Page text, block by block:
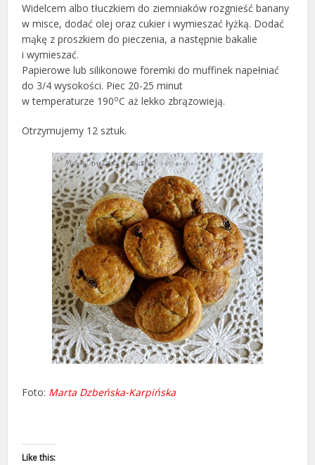
Widelcem albo tłuczkiem do ziemniaków rozgnieść banany
w misce, dodać olej oraz cukier i wymieszać łyżką. Dodać
mąkę z proszkiem do pieczenia, a następnie bakalie
i wymieszać.
Papierowe lub silikonowe foremki do muffinek napełniać
do 3/4 wysokości. Piec 20-25 minut
w temperaturze 190oC aż lekko zbrązowieją.
Otrzymujemy 12 sztuk.
Foto: Marta Dzbeńska-Karpińska
Like this: